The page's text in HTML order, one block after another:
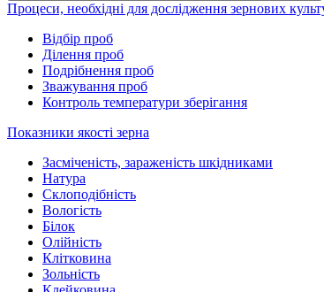
Процеси, необхідні для дослідження зернових
Відбір проб
Ділення проб
Подрібнення проб
Зважування проб
Контроль температури зберігання
Показники якості зерна
Засміченість, зараженість шкідниками
Натура
Склоподібність
Вологість
Білок
Олійність
Клітковина
Зольність